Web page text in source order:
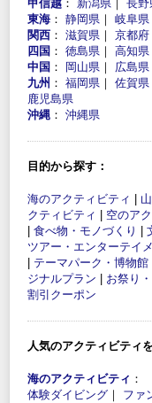
甲信越 ： 新潟県 ｜ 長野
東海 ： 静岡県 ｜ 岐阜県
関西 ： 滋賀県 ｜ 京都府
四国 ： 徳島県 ｜ 高知県
中国 ： 岡山県 ｜ 広島県
九州 ： 福岡県 ｜ 佐賀県
鹿児島県
沖縄 ： 沖縄県
目的から探す：
海のアクティビティ
クティビティ
空のア
食べ物・モノづくり
ツアー・エンターテイ
テーマパーク・博物
ジナルプラン
お祭り
割引クーポン
人気のアクティビティ
海のアクティビティ ：
体験ダイビング ｜ ファ